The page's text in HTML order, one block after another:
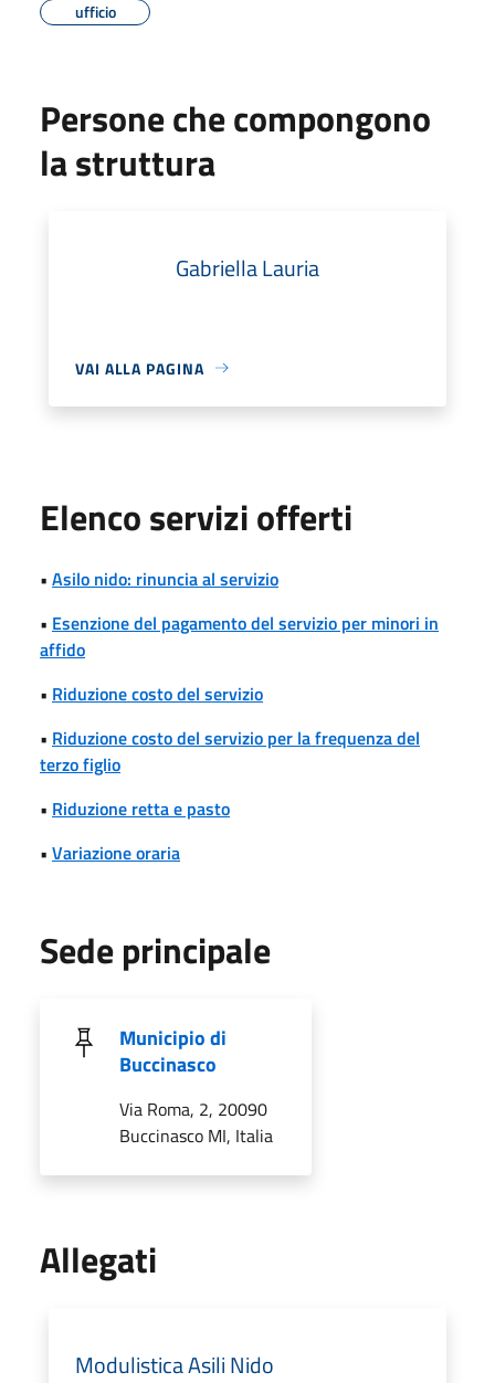
ufficio
Persone che compongono
la struttura
Gabriella Lauria
VAI ALLA PAGINA
Elenco servizi offerti
• Asilo nido: rinuncia al servizio
• Esenzione del pagamento del servizio per minori in
affido
• Riduzione costo del servizio
• Riduzione costo del servizio per la frequenza del
terzo figlio
• Riduzione retta e pasto
• Variazione oraria
Sede principale
Municipio di
Buccinasco
Via Roma, 2, 20090
Buccinasco MI, Italia
Allegati
Modulistica Asili Nido